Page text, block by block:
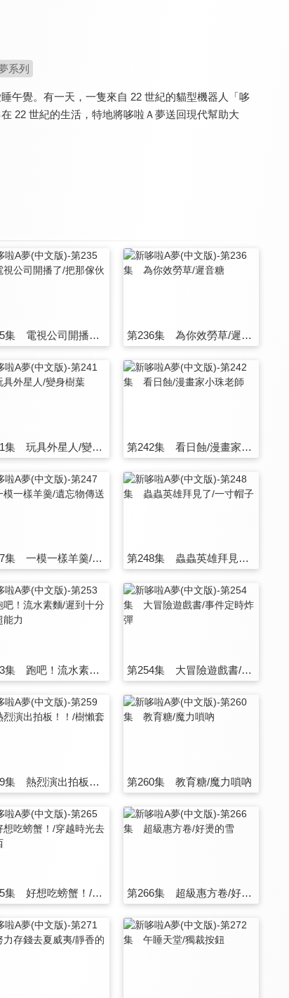
系列
午覺。有一天，一隻來自 22 世紀的貓型機器人「哆
22 世紀的生活，特地將哆啦Ａ夢送回現代幫助大
第235集 電視公司開播了/把那傢伙固定 第236集 為你效勞草/遲音糖
第241集 玩具外星人/變身樹葉 第242集 看日蝕/漫畫家小珠老師
第247集 一模一樣羊羹/遺忘物傳送機 第248集 蟲蟲英雄拜見了/一寸帽子
第253集 跑吧！流水素麵/遲到十分鐘的超能力 第254集 大冒險遊戲書/事件定時炸彈
第259集 熱烈演出拍板！！/樹懶套裝 第260集 教育糖/魔力嗩吶
第265集 好想吃螃蟹！/穿越時光去買東西 第266集 超級惠方卷/好燙的雪